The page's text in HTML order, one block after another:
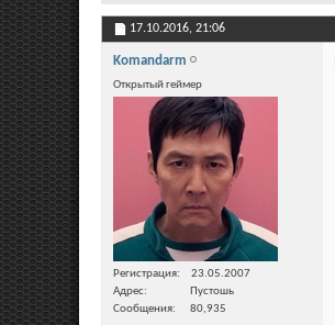
17.10.2016, 21:06
Komandarm
Открытый геймер
Регистрация
23.05.2007
Адрес
Пустошь
Сообщения
80,935